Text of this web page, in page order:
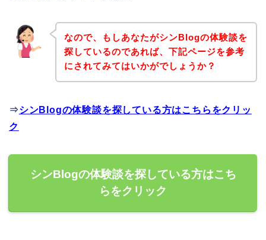
なので、もしあなたがシンBlogの体験談を
探しているのであれば、下記ページを参考
にされてみてはいかがでしょうか？
⇒シンBlogの体験談を探している方はこちらをクリッ
ク
シンBlogの体験談を探している方はこち
らをクリック